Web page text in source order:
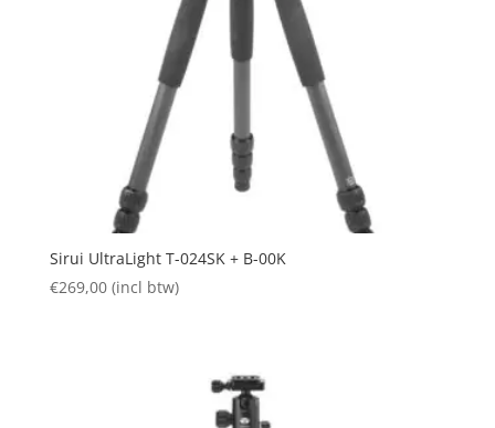
Sirui UltraLight T-024SK + B-00K
€269,00 (incl btw)